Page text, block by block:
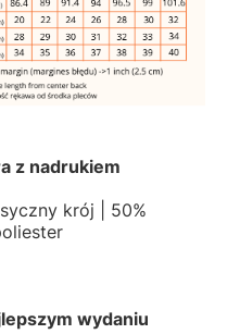
z nadrukiem
krój | 50%
wydaniu